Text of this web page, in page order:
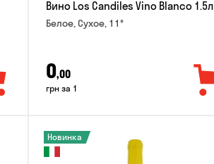
Вино Los Candiles Vino Blanco 1.5л
Белое, Сухое, 11°
0,00
грн за 1
Новинка